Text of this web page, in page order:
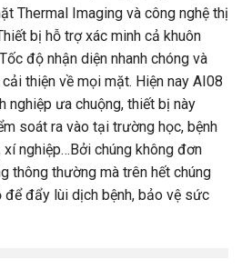
Thermal Imaging và công nghệ thị
bị hỗ trợ xác minh cả khuôn
độ nhận diện nhanh chóng và
thiện về mọi mặt. Hiện nay AI08
nghiệp ưa chuộng, thiết bị này
soát ra vào tại trường học, bệnh
xí nghiệp…Bởi chúng không đơn
thông thường mà trên hết chúng
để đẩy lùi dịch bệnh, bảo vệ sức